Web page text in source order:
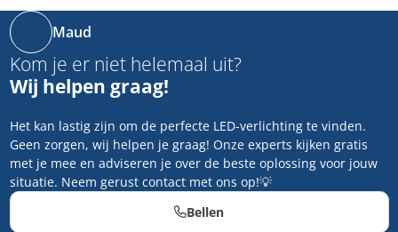
Maud
Kom je er niet helemaal uit?
Wij helpen graag!
Het kan lastig zijn om de perfecte LED-verlichting te vinden.
Geen zorgen, wij helpen je graag! Onze experts kijken gratis
met je mee en adviseren je over de beste oplossing voor jouw
situatie. Neem gerust contact met ons op!💡
Bellen